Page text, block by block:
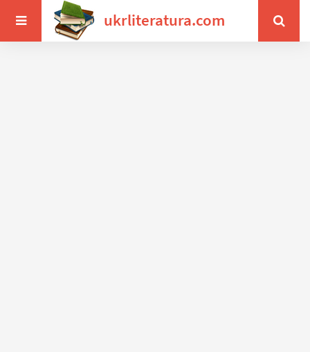
ukrliteratura.com